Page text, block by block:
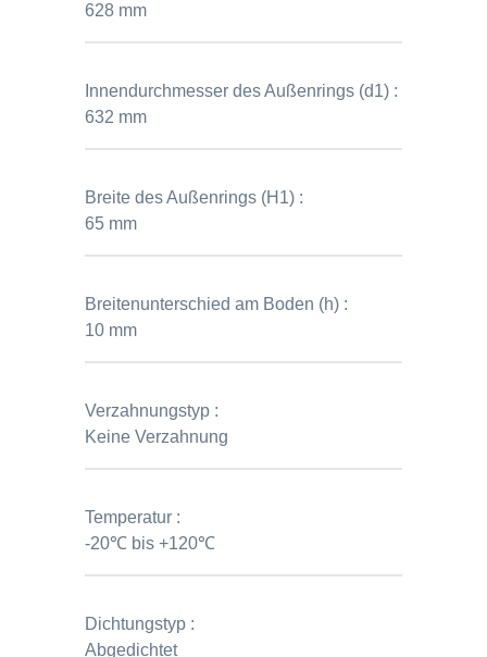
628 mm
Innendurchmesser des Außenrings (d1) :
632 mm
Breite des Außenrings (H1) :
65 mm
Breitenunterschied am Boden (h) :
10 mm
Verzahnungstyp :
Keine Verzahnung
Temperatur :
-20℃ bis +120℃
Dichtungstyp :
Abgedichtet